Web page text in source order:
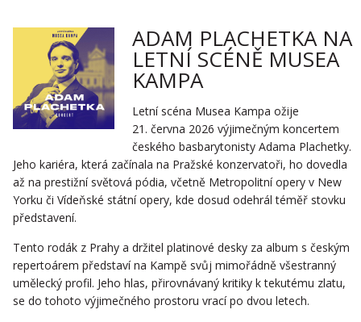
ADAM PLACHETKA NA
LETNÍ SCÉNĚ MUSEA
KAMPA
Letní scéna Musea Kampa ožije
21. června 2026 výjimečným koncertem
českého basbarytonisty Adama Plachetky.
Jeho kariéra, která začínala na Pražské konzervatoři, ho dovedla
až na prestižní světová pódia, včetně Metropolitní opery v New
Yorku či Vídeňské státní opery, kde dosud odehrál téměř stovku
představení.
Tento rodák z Prahy a držitel platinové desky za album s českým
repertoárem představí na Kampě svůj mimořádně všestranný
umělecký profil. Jeho hlas, přirovnávaný kritiky k tekutému zlatu,
se do tohoto výjimečného prostoru vrací po dvou letech.